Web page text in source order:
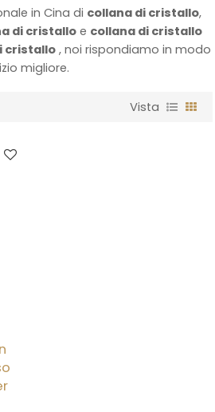
in Cina di collana di cristallo,
di cristalloe collana di cristallo
cristallo, noi rispondiamo in modo
migliore.
Vista